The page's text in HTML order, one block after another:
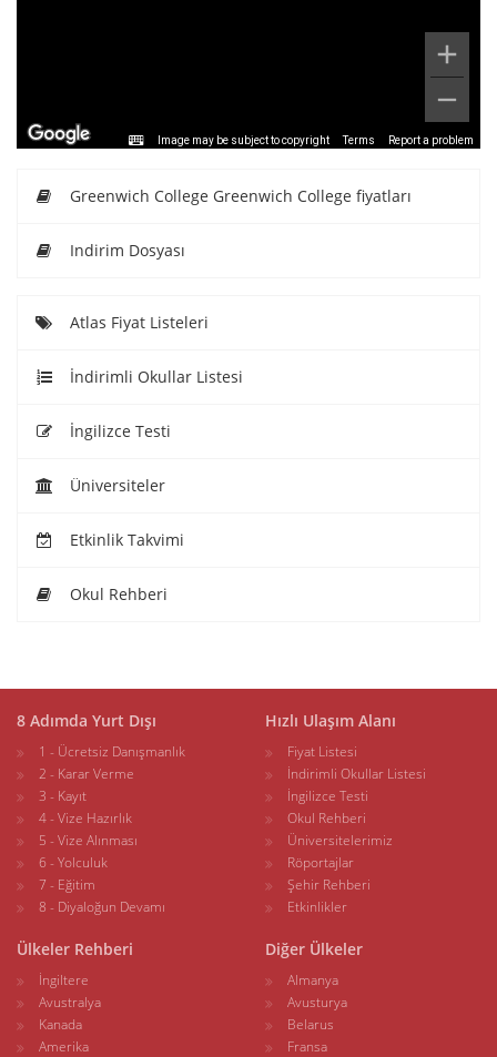
Image may be subject to copyright Terms Report a problem
Greenwich College Greenwich College fiyatları
Indirim Dosyası
Atlas Fiyat Listeleri
İndirimli Okullar Listesi
İngilizce Testi
Üniversiteler
Etkinlik Takvimi
Okul Rehberi
8 Adımda Yurt Dışı
1 - Ücretsiz Danışmanlık
2 - Karar Verme
3 - Kayıt
4 - Vize Hazırlık
5 - Vize Alınması
6 - Yolculuk
7 - Eğitim
8 - Diyaloğun Devamı
Hızlı Ulaşım Alanı
Fiyat Listesi
İndirimli Okullar Listesi
İngilizce Testi
Okul Rehberi
Üniversitelerimiz
Röportajlar
Şehir Rehberi
Etkinlikler
Ülkeler Rehberi
İngiltere
Avustralya
Kanada
Amerika
Diğer Ülkeler
Almanya
Avusturya
Belarus
Fransa